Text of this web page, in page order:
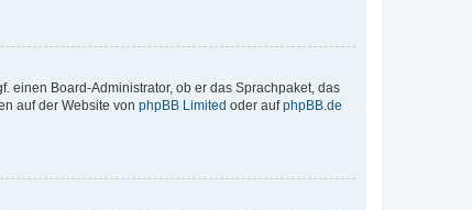
einen Board-Administrator, ob er das Sprachpaket, das
auf der Website von phpBB Limited oder aufphpBB.de